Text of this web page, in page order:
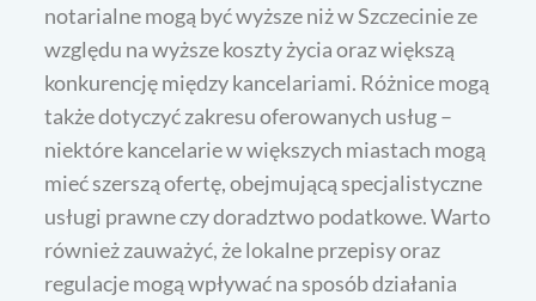
notarialne mogą być wyższe niż w Szczecinie ze
względu na wyższe koszty życia oraz większą
konkurencję między kancelariami. Różnice mogą
także dotyczyć zakresu oferowanych usług –
niektóre kancelarie w większych miastach mogą
mieć szerszą ofertę, obejmującą specjalistyczne
usługi prawne czy doradztwo podatkowe. Warto
również zauważyć, że lokalne przepisy oraz
regulacje mogą wpływać na sposób działania